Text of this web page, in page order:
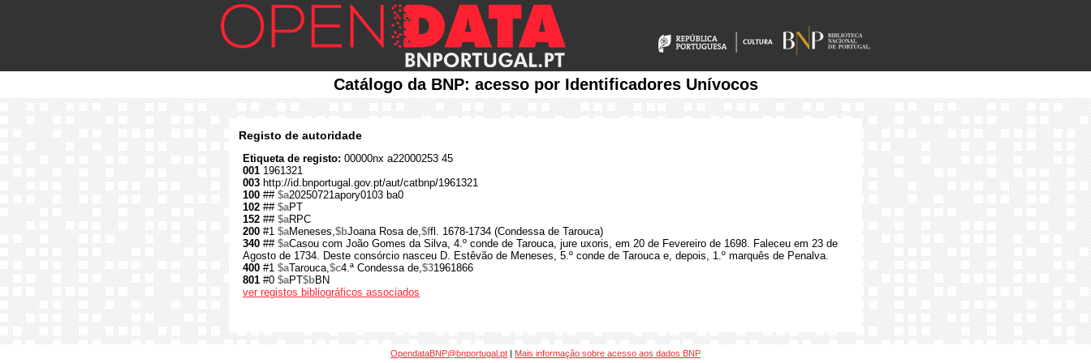
Catálogo da BNP: acesso por Identificadores Unívocos
Registo de autoridade
Etiqueta de registo: 00000nx a22000253 45
001 1961321
003 http://id.bnportugal.gov.pt/aut/catbnp/1961321
100 ## $a20250721apory0103 ba0
102 ## $aPT
152 ## $aRPC
200 #1 $aMeneses,$bJoana Rosa de,$ffl. 1678-1734 (Condessa de Tarouca)
340 ## $aCasou com João Gomes da Silva, 4.º conde de Tarouca, jure uxoris, em 20 de Fevereiro de 1698. Faleceu em 23 de
Agosto de 1734. Deste consórcio nasceu D. Estêvão de Meneses, 5.º conde de Tarouca e, depois, 1.º marquês de Penalva.
400 #1 $aTarouca,$c4.ª Condessa de,$31961866
801 #0 $aPT$bBN
ver registos bibliográficos associados
OpendataBNP@bnportugal.pt | Mais informação sobre acesso aos dados BNP